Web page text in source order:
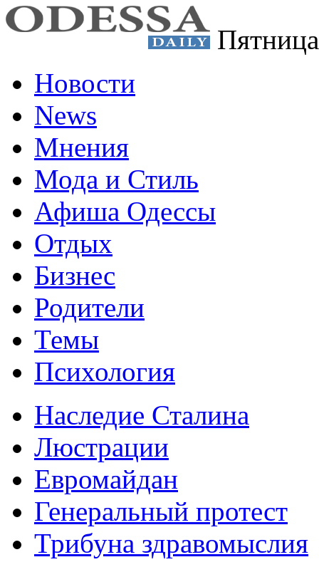
Новости
News
Мнения
Мода и Стиль
Афиша Одессы
Отдых
Бизнес
Родители
Темы
Психология
Наследие Сталина
Люстрации
Евромайдан
Генеральный протест
Трибуна здравомыслия